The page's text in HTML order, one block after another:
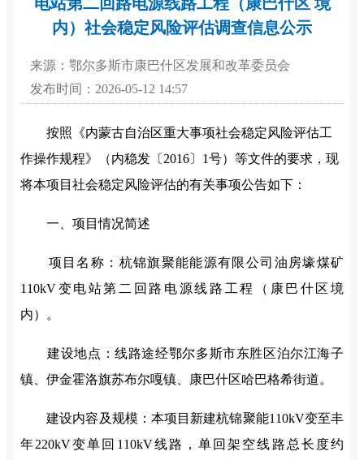
电站第二回路电源线路工程（康巴什区 境
内）社会稳定风险评估调查信息公示
来源：鄂尔多斯市康巴什区发展和改革委员会
发布时间：2026-05-12 14:57
按照《内蒙古自治区重大事项社会稳定风险评估工
作操作规程》（内稳发〔2016〕 1号）等文件的要求，现
将本项目社会稳定风险评估的有关事项公告如下：
一、项目情况简述
项目名称：杭锦旗聚能能源有限公司油房壕煤矿
110kV变电站第二回路电源线路工程（康巴什区境
内） 。
建设地点：线路途经鄂尔多斯市东胜区泊尔江海子
镇、伊金霍洛旗苏布尔嘎镇、康巴什区哈巴格希街道。
建设内容及规模：本项目新建杭锦聚能110kV变至丰
年220kV变单回 110kV线路，单回架空线路总长度约